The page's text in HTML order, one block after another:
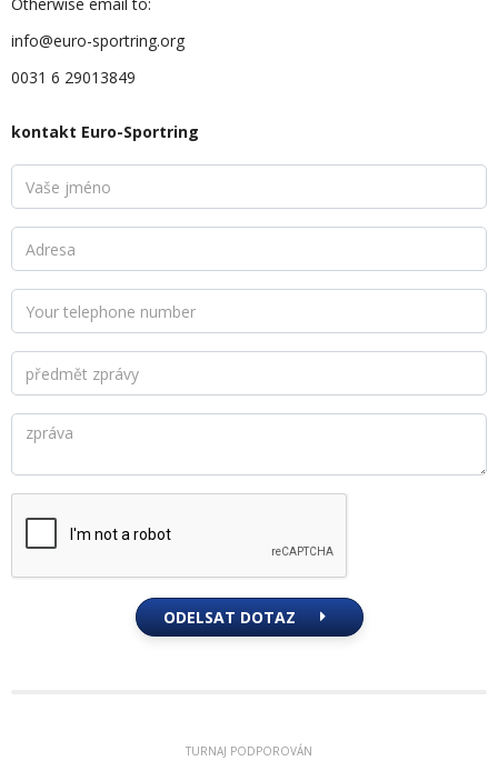
info@euro-sportring.org
0031 6 29013849
kontakt Euro-Sportring
ODELSAT DOTAZ
TURNAJ PODPOROVÁN